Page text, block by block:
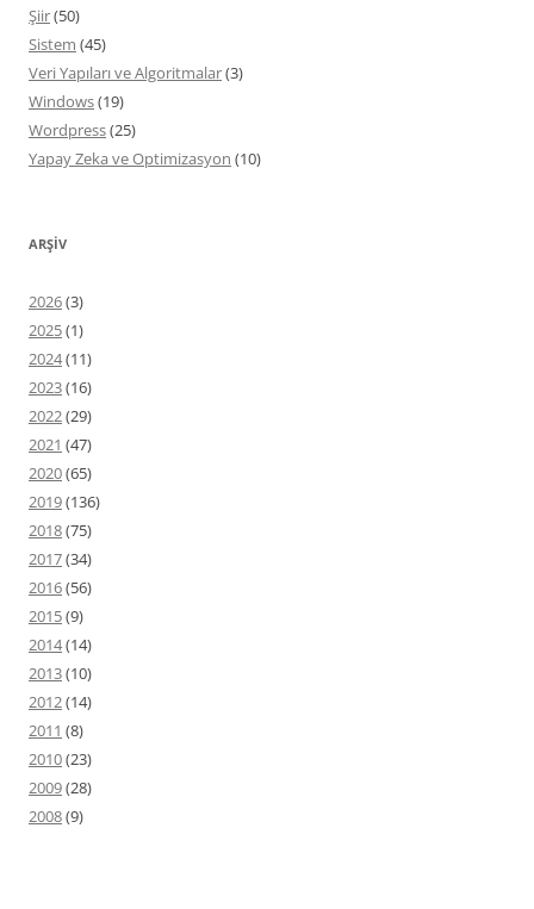
Şiir(50)
Sistem (45)
Veri Yapıları ve Algoritmalar(3)
Windows(19)
Wordpress(25)
Yapay Zeka ve Optimizasyon (10)
ARŞIV
2026(3)
2025(1)
2024(11)
2023(16)
2022(29)
2021 (47)
2020(65)
2019(136)
2018(75)
2017(34)
2016(56)
2015(9)
2014(14)
2013(10)
2012(14)
2011 (8)
2010(23)
2009(28)
2008(9)